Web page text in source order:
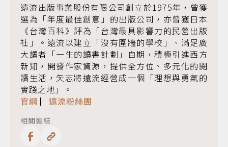
遠流出版事業股份有限公司創立於1975年，曾獲
選為「年度最佳創意」的出版公司，亦曾獲日本
《台灣百科》評為「台灣最具影響力的民營出版
社」。遠流以建立「沒有圍牆的學校」、滿足廣
大讀者「一生的讀書計劃」自期，積極引進西方
新知，開發作家資源，提供全方位、多元化的閱
讀生活，矢志將遠流經營成一個「理想與勇氣的
實踐之地」。
官網 ▏ 遠流粉絲團
相關連結